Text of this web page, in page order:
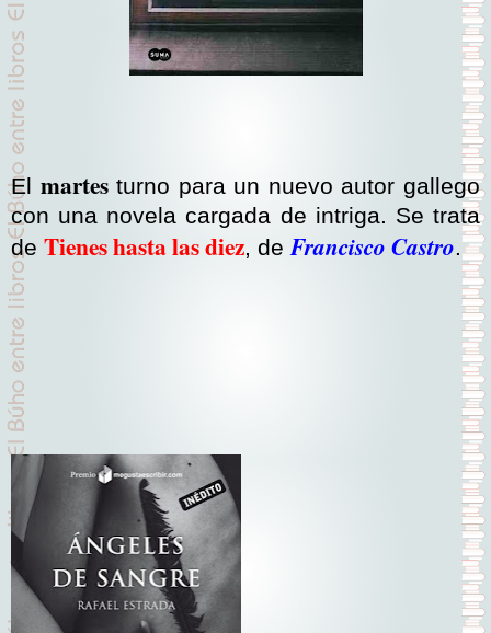
El martesturno para un nuevo autor gallego
con una novela cargada de intriga. Se trata
de Tienes hasta las diez, deFrancisco Castro.